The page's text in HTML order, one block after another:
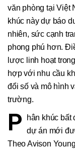
văn phòng tại Việt
khúc này dự báo
nhiên, sức cạnh
phong phú hơn.
lược linh hoạt
hợp với nhu cầu
đổi số và mô hình
trường.
P
hân khúc bất
dự án mới
Theo Avison